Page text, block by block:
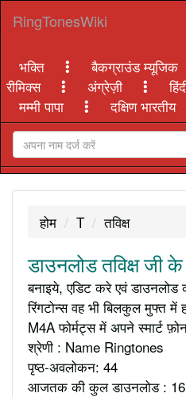
RingTonesWiki
भक्ति बैकग्राउंड म्यूजिक
रीमिक्स
अंग्रेज़ी
मम्मी पापा
दक्षिण भारतीय
होम T तविक्ष
डाउनलोड तविक्ष जी के
बनाइये, एडिट करे एवं डाउनलोड
रिंगटोन्स वह भी बिलकुल मुफ्त में
M4A फोर्मट्स में अपने स्मार्ट
श्रेणी : Name Ringtones
पृष्ठ-अवलोकन: 44
आजतक की कुल डाउनलोड : 16